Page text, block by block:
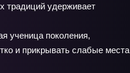
традиций удерживает
ученица поколения,
и прикрывать слабые места